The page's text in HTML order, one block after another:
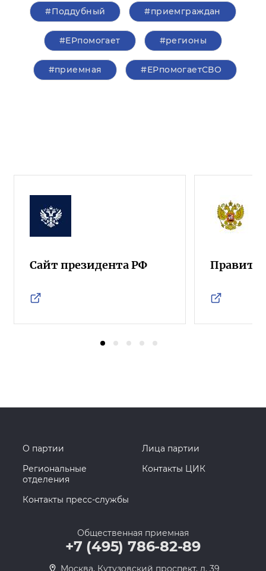
#Поддубный #приемграждан
#ЕРпомогает #регионы
#приемная #ЕРпомогаетСВО
Сайт президента РФ
О партии
Лица партии
Региональные
отделения
Контакты ЦИК
Контакты пресс-службы
Общественная приемная
+7 (495) 786-82-89
Москва, Кутузовский проспект, д. 39